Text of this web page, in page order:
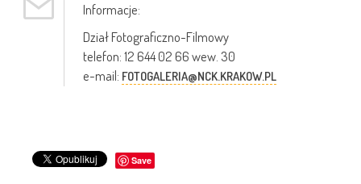
Informacje:
Dział Fotograficzno-Filmowy
telefon: 12 644 02 66 wew. 30
e-mail: FOTOGALERIA@NCK.KRAKOW.PL
Save